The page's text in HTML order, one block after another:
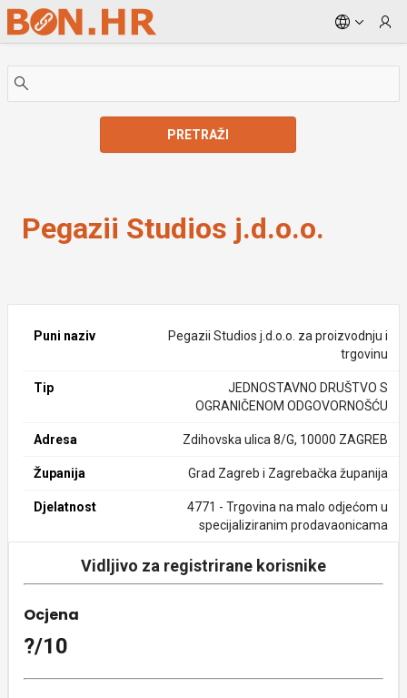
Skip to Main Content
PRETRAŽI
Pegazii Studios j.d.o.o.
Puni naziv
Pegazii Studios j.d.o.o. za proizvodnju i
trgovinu
Tip
JEDNOSTAVNO DRUŠTVO S
OGRANIČENOM ODGOVORNOŠĆU
Adresa Zdihovska ulica 8/G, 10000 ZAGREB
Županija Grad Zagreb i Zagrebačka županija
Djelatnost
4771 - Trgovina na malo odjećom u
specijaliziranim prodavaonicama
Vidljivo za registrirane korisnike
Ocjena
?/10